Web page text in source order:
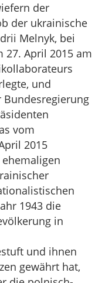
der
der ukrainische
Melnyk, bei
27. April 2015 am
und
vom
2015
1943 die
in
und ihnen
gewährt hat,